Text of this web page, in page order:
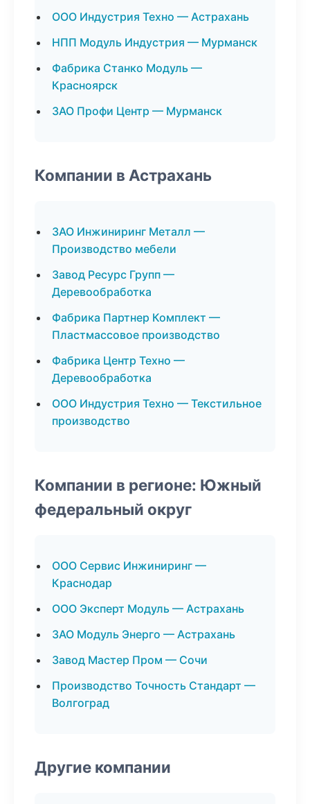
ООО Индустрия Техно — Астрахань
НПП Модуль Индустрия — Мурманск
Фабрика Станко Модуль —
Красноярск
ЗАО Профи Центр — Мурманск
Компании в Астрахань
ЗАО Инжиниринг Металл —
Производство мебели
Завод Ресурс Групп —
Деревообработка
Фабрика Партнер Комплект —
Пластмассовое производство
Фабрика Центр Техно —
Деревообработка
ООО Индустрия Техно — Текстильное
производство
Компании в регионе: Южный
федеральный округ
ООО Сервис Инжиниринг —
Краснодар
ООО Эксперт Модуль — Астрахань
ЗАО Модуль Энерго — Астрахань
Завод Мастер Пром — Сочи
Производство Точность Стандарт —
Волгоград
Другие компании